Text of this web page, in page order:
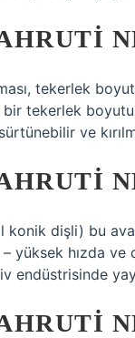
tekerlek
tekerlek
ve
konik dişli) bu
yüksek hızda
endüstrisinde